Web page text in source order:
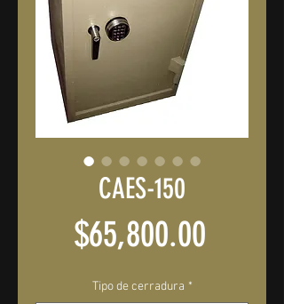
CAES-150
$65,800.00Precio
Tipo de cerradura *